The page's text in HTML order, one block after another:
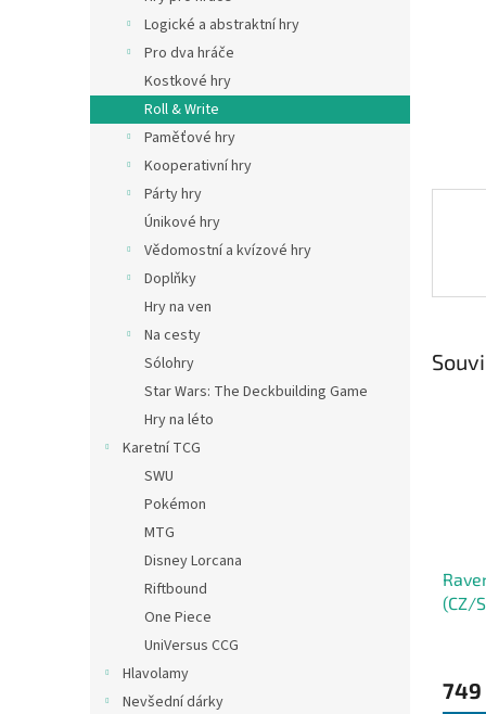
Logické a abstraktní hry
Pro dva hráče
Kostkové hry
Roll & Write
Paměťové hry
Kooperativní hry
Párty hry
Únikové hry
Vědomostní a kvízové hry
Doplňky
Hry na ven
Na cesty
Sólohry
Star Wars: The Deckbuilding Game
Hry na léto
Karetní TCG
SWU
Pokémon
MTG
Disney Lorcana
Riftbound
One Piece
UniVersus CCG
Hlavolamy
Nevšední dárky
(CZ/
749